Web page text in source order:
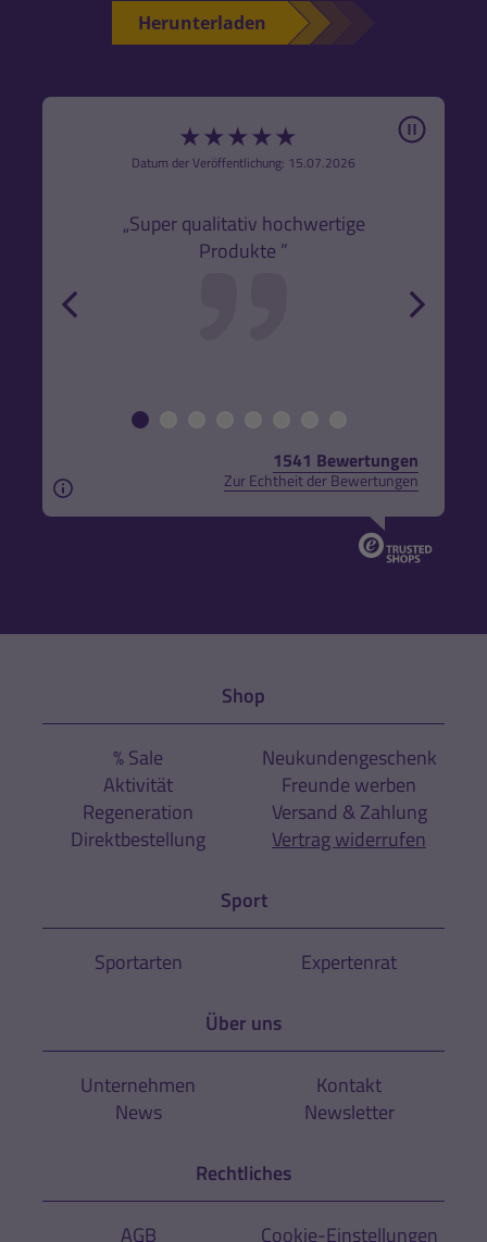
Herunterladen
★★★★★
Datum der Veröffentlichung: 15.07.2026
„Super qualitativ hochwertige
Produkte ”
Pause
1541 Bewertungen
Zur Echtheit der Bewertungen
Aus rechtlichen Gründen weisen wir darauf hin,
Shop
% Sale
Aktivität
Regeneration
Direktbestellung
Neukundengeschenk
Freunde werben
Versand & Zahlung
Vertrag widerrufen
Sport
Sportarten Expertenrat
Über uns
Unternehmen
News
Kontakt
Newsletter
Rechtliches
AGB Cookie-Einstellungen